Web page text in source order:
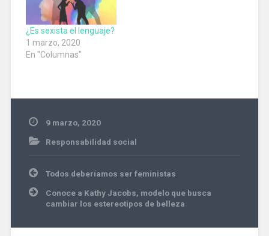
¿Es sexista el lenguaje?
1 marzo, 2020
En "Columnas"
9 marzo, 2020
Responsabilidad social
Navegación
de
entradas
Todos deberíamos ser feministas
Conoce a Kathy Jacobs, modelo que busca
cambiar los estereotipos de belleza